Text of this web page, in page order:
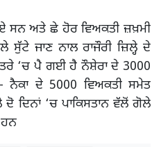
ਸਨ ਅਤੇ ਛੇ ਹੋਰ ਵਿਅਕਤੀ ਜ਼ਖ਼ਮੀ
ਜਾਣ ਨਾਲ ਰਾਜੌਰੀ ਜ਼ਿਲ੍ਹੇ ਦੇ
‘ਚ ਪੈ ਗਈ ਹੈ ਨੌਸ਼ੇਰਾ ਦੇ 3000
ਨੈਕਾ ਦੇ 5000 ਵਿਅਕਤੀ ਸਮੇਤ
ਦਿਨਾਂ ‘ਚ ਪਾਕਿਸਤਾਨ ਵੱਲੋਂ ਗੋਲੇ
ਹਨ